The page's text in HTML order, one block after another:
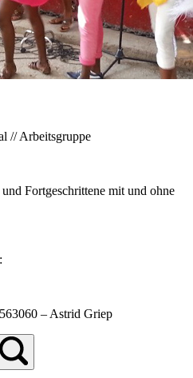
//Arbeitsgruppe
Fortgeschrittene mit und ohne
– Astrid Griep